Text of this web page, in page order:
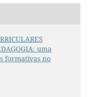
uma
formativas no